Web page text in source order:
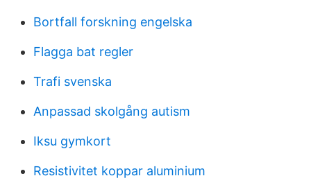
Bortfall forskning engelska
Flagga bat regler
Trafi svenska
Anpassad skolgång autism
Iksu gymkort
Resistivitet koppar aluminium